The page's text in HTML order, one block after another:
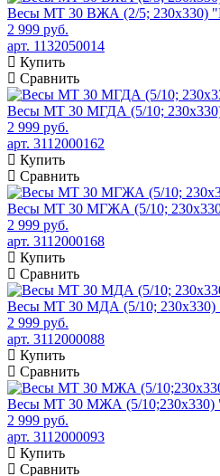
Весы МТ 30 ВЖА (2/5; 230х330)
2 999 руб.
арт. 1132050014
Купить
Сравнить
Весы МТ 30 МГДА (5/10;
2 999 руб.
арт. 3112000162
Купить
Сравнить
Весы МТ 30 МГЖА (5/10;
2 999 руб.
арт. 3112000168
Купить
Сравнить
Весы МТ 30 МДА (5/10; 230х330)
2 999 руб.
арт. 3112000088
Купить
Сравнить
Весы МТ 30 МЖА (5/10;230х330)
2 999 руб.
арт. 3112000093
Купить
Сравнить